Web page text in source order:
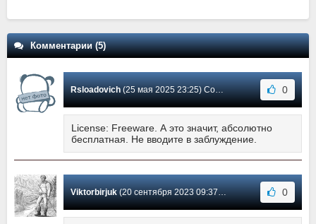
Комментарии (5)
Rsloadovich(25 мая 2025 23:25) Сообщение #5 0
License: Freeware. А это значит, абсолютно
бесплатная. Не вводите в заблуждение.
Viktorbirjuk(20 сентября 2023 09:37) Сообщение #4 0